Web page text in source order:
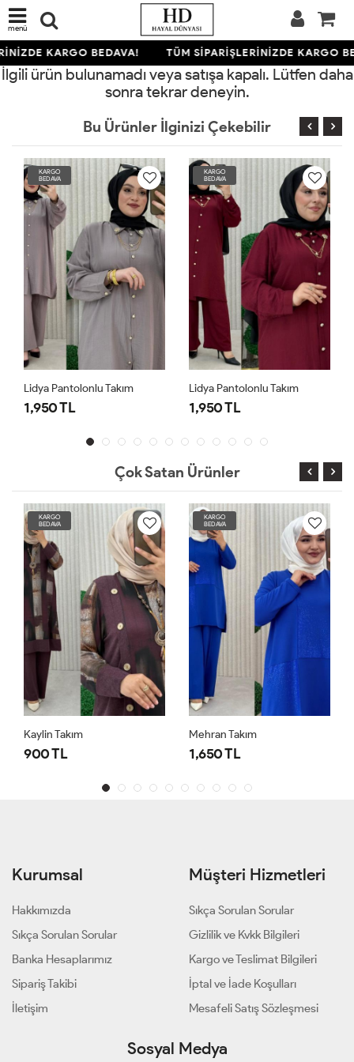
menü
KARGO BEDAVA! TÜM SİPARİŞLERİNİZDE KARGO
İlgili ürün bulunamadı veya satışa kapalı. Lütfen daha
sonra tekrar deneyin.
Bu Ürünler İlginizi Çekebilir
KARGO
BEDAVA
Lidya Pantolonlu Takım
1,950 TL
KARGO
BEDAVA
Lidya Pantolonlu Takım
1,950 TL
Çok Satan Ürünler
KARGO
BEDAVA
Kaylin Takım
900 TL
KARGO
BEDAVA
Mehran Takım
1,650 TL
Kurumsal
Hakkımızda
Sıkça Sorulan Sorular
Banka Hesaplarımız
Sipariş Takibi
İletişim
Müşteri Hizmetleri
Sıkça Sorulan Sorular
Gizlilik ve Kvkk Bilgileri
Kargo ve Teslimat Bilgileri
İptal ve İade Koşulları
Mesafeli Satış Sözleşmesi
Sosyal Medya